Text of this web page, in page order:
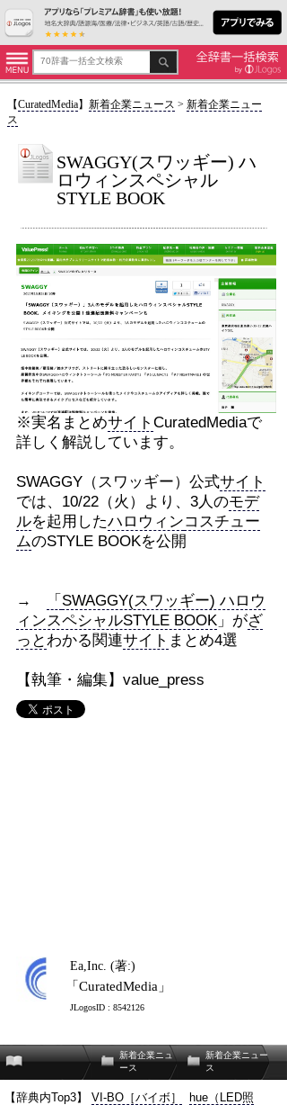
【CuratedMedia】 新着企業ニュース > 新着企業ニュー
ス
SWAGGY(スワッギー) ハ
ロウィンスペシャル
STYLE BOOK
※実名まとめサイト CuratedMediaで
詳しく解説しています。
SWAGGY（スワッギー）公式サイト
では、10/22（火）より、3人のモデ
ルを起用したハロウィンコスチュー
ムのSTYLE BOOKを公開
→ 「 SWAGGY(スワッギー) ハロウ
ィンスペシャルSTYLE BOOK」がざ
っとわかる関連サイト まとめ4選
【執筆・編集】value_press
Ea,Inc. (著:)
「CuratedMedia」
JLogosID : 8542126
新着企業ニュ
ース
新着企業ニュー
ス
【辞典内Top3】 VI-BO［バイボ］
hue（LED照